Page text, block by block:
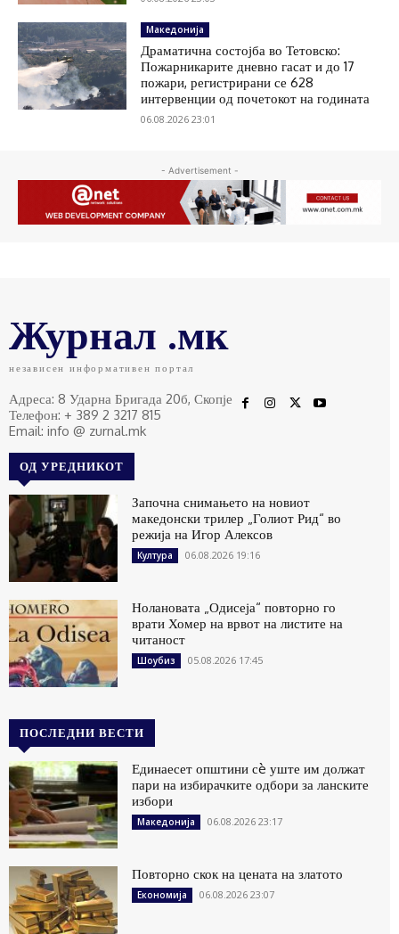
Македонија
Драматична состојба во Тетовско:
Пожарникарите дневно гасат и до 17
пожари, регистрирани се 628
интервенции од почетокот на годината
06.08.2026 23:01
- Advertisement -
Журнал .мк
независен информативен портал
Адреса: 8 Ударна Бригада 20б, Скопје
Телефон: + 389 2 3217 815
Email: info @ zurnal.mk
ОД УРЕДНИКОТ
Започна снимањето на новиот
македонски трилер „Голиот Рид“ во
режија на Игор Алексов
Култура 06.08.2026 19:16
Нолановата „Одисеја“ повторно го
врати Хомер на врвот на листите на
читаност
Шоубиз 05.08.2026 17:45
ПОСЛЕДНИ ВЕСТИ
Единаесет општини сè уште им должат
пари на избирачките одбори за ланските
избори
Македонија 06.08.2026 23:17
Повторно скок на цената на златото
Економија 06.08.2026 23:07